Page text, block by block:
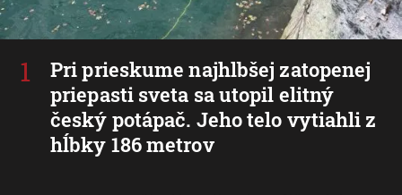
Pri prieskume najhlbšej zatopenej
priepasti sveta sa utopil elitný
český potápač. Jeho telo vytiahli z
hĺbky 186 metrov